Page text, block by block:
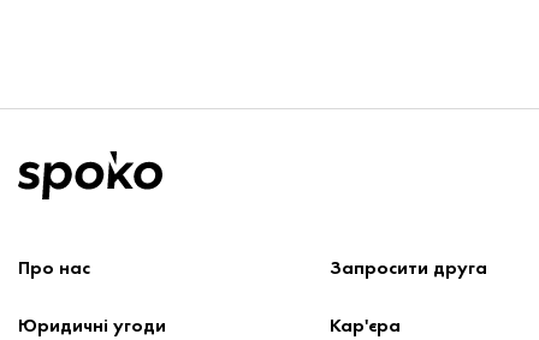
Про нас Запроcити друга
Юридичні угоди Кар'єра